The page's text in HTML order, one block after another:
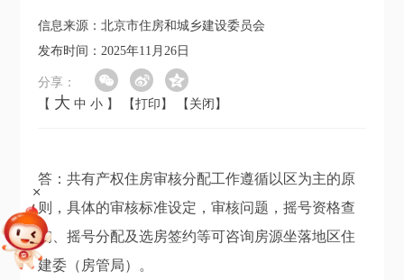
信息来源：北京市住房和城乡建设委员会
发布时间：2025年11月26日
分享：
【 大 中 小 】 【打印】 【关闭】
答：共有产权住房审核分配工作遵循以区为主的原
则，具体的审核标准设定，审核问题，摇号资格查
询、摇号分配及选房签约等可咨询房源坐落地区住
建委（房管局）。
+